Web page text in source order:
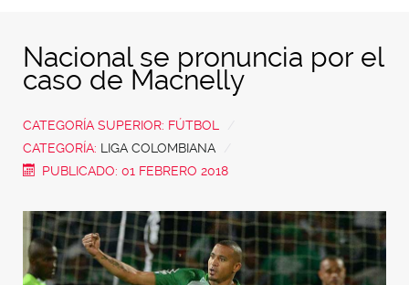
Nacional se pronuncia por el
caso de Macnelly
CATEGORÍA SUPERIOR: FÚTBOL
CATEGORÍA: LIGA COLOMBIANA
PUBLICADO: 01 FEBRERO 2018